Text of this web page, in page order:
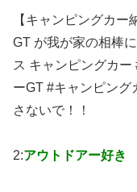
【キャンピングカ
GT が我が家の相棒
ス キャンピングカー
ーGT #キャンピング
さないで！！
2:アウトドアー好き